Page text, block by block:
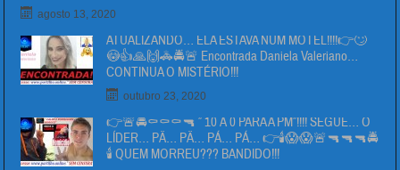
agosto 13, 2020
ATUALIZANDO… ELA ESTAVA NUM MOTEL!!!!👉🙄
😳👍🙏🙌🚓🚔🚨 Encontrada Daniela Valeriano…
CONTINUA O MISTÉRIO!!!
outubro 23, 2020
👉🚨🚔⚰⚰⚰🔫 ” 10 Á 0 PARA A PM”!!!! SEGUE… O
LÍDER… PÄ… PÄ… PÁ… PÁ… 👉🕯😱😱🚨🔫🔫🔫🚔
🕯 QUEM MORREU??? BANDIDO!!!